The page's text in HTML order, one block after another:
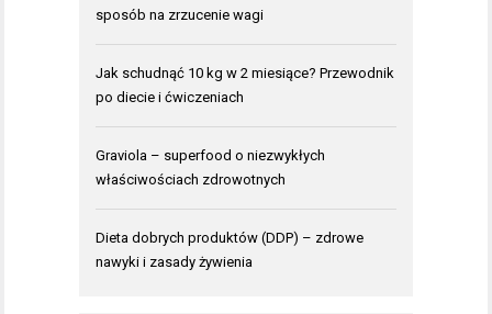
sposób na zrzucenie wagi
Jak schudnąć 10 kg w 2 miesiące? Przewodnik
po diecie i ćwiczeniach
Graviola – superfood o niezwykłych
właściwościach zdrowotnych
Dieta dobrych produktów (DDP) – zdrowe
nawyki i zasady żywienia